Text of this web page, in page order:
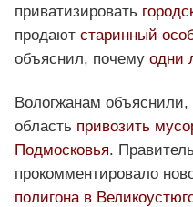
приватизировать
продают старинный
объяснил, почему одни
Вологжанам
область привозить
Подмосковья.
прокомментировало
полигона в